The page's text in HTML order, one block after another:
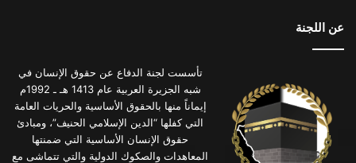
عن اللجنة
تأسست لجنة الدفاع عن حقوق الإنسان في
شبه الجزيرة العربية عام 1413 هـ ـ 1992م
إيماناً منها بالحقوق الأساسية والحريات العامة
التي كفلها “الدين الإسلامي الحنيف”، ومبادئ
حقوق الإنسان الأساسية التي ضمنتها
المعاهدات والصكوك الدولية والتي تتماشى مع